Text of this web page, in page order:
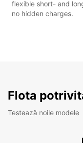
flexible short- and
no hidden charges.
Flota
Testează noile modele